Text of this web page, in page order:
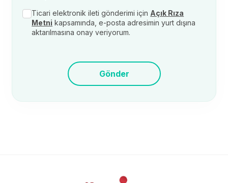
Ticari elektronik ileti gönderimi için Açık Rıza
Metni kapsamında, e-posta adresimin yurt dışına
aktarılmasına onay veriyorum.
Gönder